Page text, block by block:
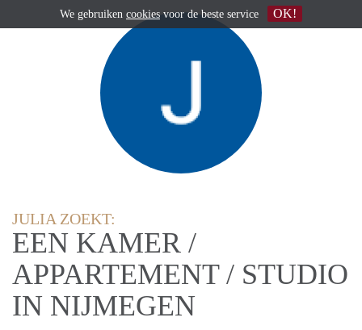
JULIA ZOEKT:
EEN KAMER /
APPARTEMENT / STUDIO
IN NIJMEGEN
We gebruiken cookiesvoor de beste service OK!